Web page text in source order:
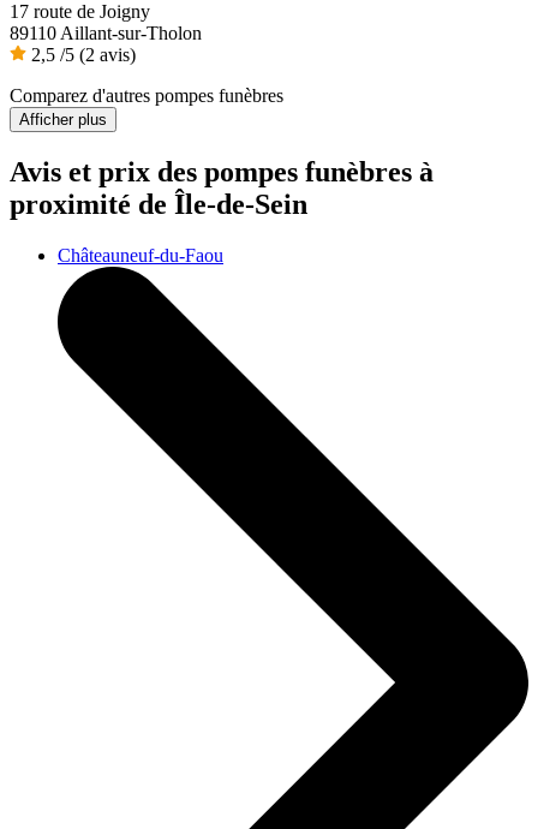
17 route de Joigny
89110 Aillant-sur-Tholon
2,5 /5 (2 avis)
Comparez d'autres pompes funèbres
Afficher plus
Avis et prix des pompes funèbres à
proximité de Île-de-Sein
Châteauneuf-du-Faou